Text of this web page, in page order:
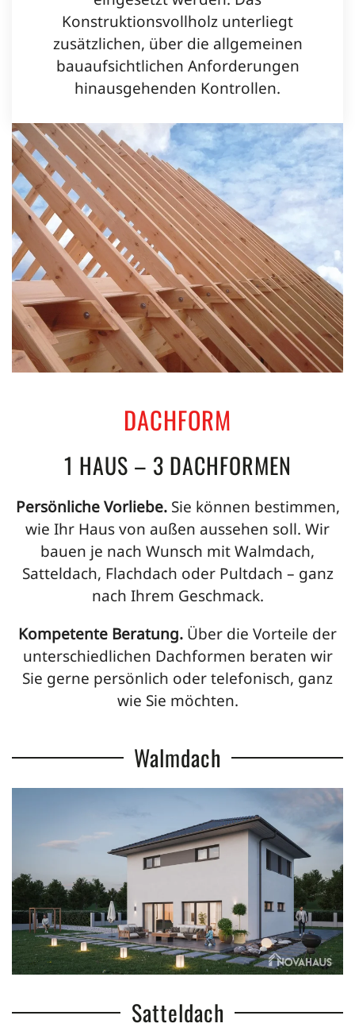
Konstruktionsvollholz unterliegt
zusätzlichen, über die allgemeinen
bauaufsichtlichen Anforderungen
hinausgehenden Kontrollen.
DACHFORM
1 HAUS – 3 DACHFORMEN
Persönliche Vorliebe.Sie können bestimmen,
wie Ihr Haus von außen aussehen soll. Wir
bauen je nach Wunsch mit Walmdach,
Satteldach, Flachdach oder Pultdach – ganz
nach Ihrem Geschmack.
Kompetente Beratung. Über die Vorteile der
unterschiedlichen Dachformen beraten wir
Sie gerne persönlich oder telefonisch, ganz
wie Sie möchten.
Walmdach
Satteldach